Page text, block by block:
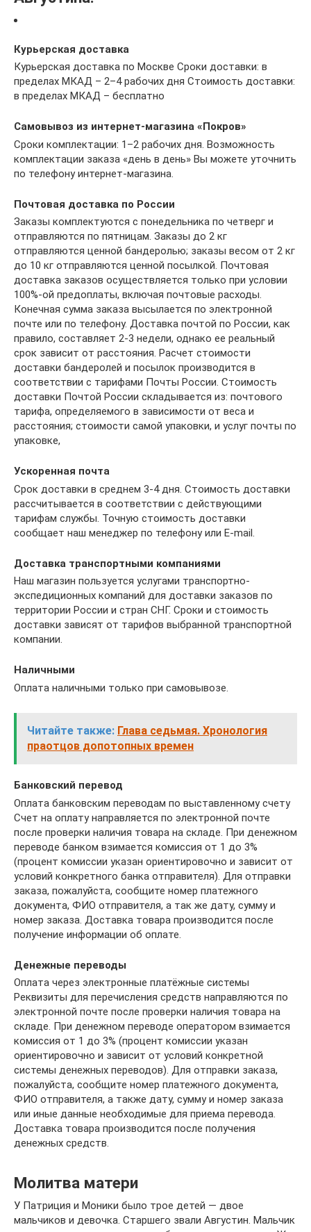
Курьерская доставка
Курьерская доставка по Москве Сроки доставки: в
пределах МКАД – 2–4 рабочих дня Стоимость доставки:
в пределах МКАД – бесплатно
Самовывоз из интернет-магазина «Покров»
Сроки комплектации: 1–2 рабочих дня. Возможность
комплектации заказа «день в день» Вы можете уточнить
по телефону интернет-магазина.
Почтовая доставка по России
Заказы комплектуются с понедельника по четверг и
отправляются по пятницам. Заказы до 2 кг
отправляются ценной бандеролью; заказы весом от 2 кг
до 10 кг отправляются ценной посылкой. Почтовая
доставка заказов осуществляется только при условии
100%-ой предоплаты, включая почтовые расходы.
Конечная сумма заказа высылается по электронной
почте или по телефону. Доставка почтой по России, как
правило, составляет 2-3 недели, однако ее реальный
срок зависит от расстояния. Расчет стоимости
доставки бандеролей и посылок производится в
соответствии с тарифами Почты России. Стоимость
доставки Почтой России складывается из: почтового
тарифа, определяемого в зависимости от веса и
расстояния; стоимости самой упаковки, и услуг почты по
упаковке,
Ускоренная почта
Срок доставки в среднем 3-4 дня. Стоимость доставки
рассчитывается в соответствии с действующими
тарифам службы. Точную стоимость доставки
сообщает наш менеджер по телефону или E-mail.
Доставка транспортными компаниями
Наш магазин пользуется услугами транспортно-
экспедиционных компаний для доставки заказов по
территории России и стран СНГ. Сроки и стоимость
доставки зависят от тарифов выбранной транспортной
компании.
Наличными
Оплата наличными только при самовывозе.
Читайте также: Глава седьмая. Хронология
праотцов допотопных времен
Банковский перевод
Оплата банковским переводам по выставленному счету
Счет на оплату направляется по электронной почте
после проверки наличия товара на складе. При денежном
переводе банком взимается комиссия от 1 до 3%
(процент комиссии указан ориентировочно и зависит от
условий конкретного банка отправителя). Для отправки
заказа, пожалуйста, сообщите номер платежного
документа, ФИО отправителя, а так же дату, сумму и
номер заказа. Доставка товара производится после
получение информации об оплате.
Денежные переводы
Оплата через электронные платёжные системы
Реквизиты для перечисления средств направляются по
электронной почте после проверки наличия товара на
складе. При денежном переводе оператором взимается
комиссия от 1 до 3% (процент комиссии указан
ориентировочно и зависит от условий конкретной
системы денежных переводов). Для отправки заказа,
пожалуйста, сообщите номер платежного документа,
ФИО отправителя, а также дату, сумму и номер заказа
или иные данные необходимые для приема перевода.
Доставка товара производится после получения
денежных средств.
Молитва матери
У Патриция и Моники было трое детей — двое
мальчиков и девочка. Старшего звали Августин. Мальчик